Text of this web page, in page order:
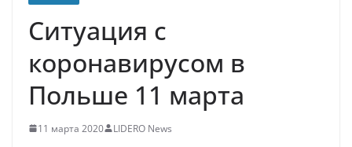
Ситуация с
коронавирусом в
Польше 11 марта
11 марта 2020 LIDERO News